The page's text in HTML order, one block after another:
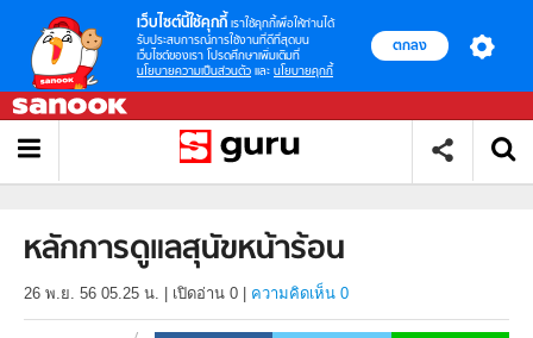
เว็บไซต์นี้ใช้คุกกี้ เราใช้คุกกี้เพื่อให้ท่านได้
รับประสบการณ์การใช้งานที่ดีที่สุดบน
เว็บไซต์ของเรา โปรดศึกษาเพิ่มเติมที่
นโยบายความเป็นส่วนตัว และ นโยบายคุกกี้
ตกลง
หลักการดูแลสุนัขหน้าร้อน
26 พ.ย. 56 05.25 น. เปิดอ่าน 0 ความคิดเห็น 0